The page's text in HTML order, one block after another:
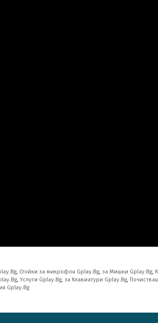
, Стойки за микрофон Gplay.Bg, за Мишки Gplay.Bg,
, Услуги Gplay.Bg, за Клавиатури Gplay.Bg,
Gplay.Bg